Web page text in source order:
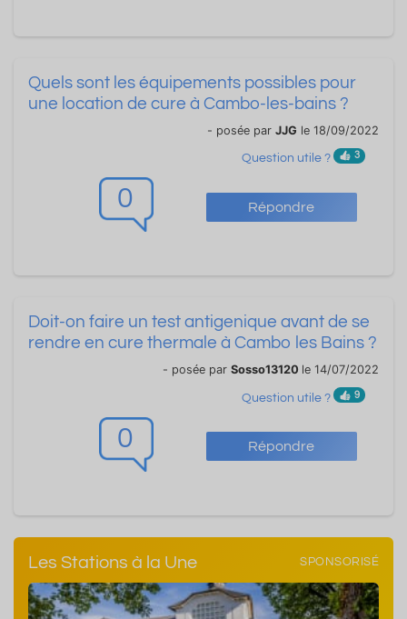
0 Répondre
Quels sont les équipements possibles pour
une location de cure à Cambo-les-bains ?
- posée par JJG le 18/09/2022
Question utile ? 3
0 Répondre
Doit-on faire un test antigenique avant de se
rendre en cure thermale à Cambo les Bains ?
- posée par Sosso13120 le 14/07/2022
Question utile ? 9
Les Stations à la Une SPONSORISÉ